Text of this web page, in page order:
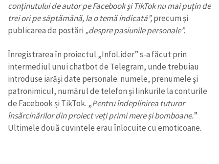
conținutului de autor pe Facebook și TikTok nu mai puțin de
trei ori pe săptămână, la o temă indicată”,precum și
publicarea de postări„despre pasiunile personale”.
Înregistrarea în proiectul „InfoLider” s-a făcut prin
intermediul unui chatbot de Telegram, unde trebuiau
introduse iarăși date personale: numele, prenumele și
patronimicul, numărul de telefon și linkurile la conturile
de Facebook și TikTok. „Pentru îndeplinirea tuturor
însărcinărilor din proiect veți primi mere și bomboane.”
Ultimele două cuvintele erau înlocuite cu emoticoane.
ȘTIREA MEA
Titlu știre+ Adaugă titlu
Fotografie
+ Încarcă imagine
Link media+ Link media